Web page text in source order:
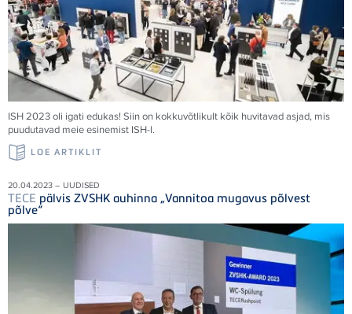
ISH 2023 oli igati edukas! Siin on kokkuvõtlikult kõik huvitavad asjad, mis
puudutavad meie esinemist ISH-l.
LOE ARTIKLIT
20.04.2023 – UUDISED
TECE pälvis ZVSHK auhinna „Vannitoa mugavus põlvest
põlve“